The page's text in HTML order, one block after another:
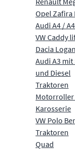
Opel Zafira
Audi A4 /
VW Caddy
Dacia Logan
Audi A3
und Diesel
Traktoren
Motorroller
Karosserie
VW Polo
Traktoren
Quad